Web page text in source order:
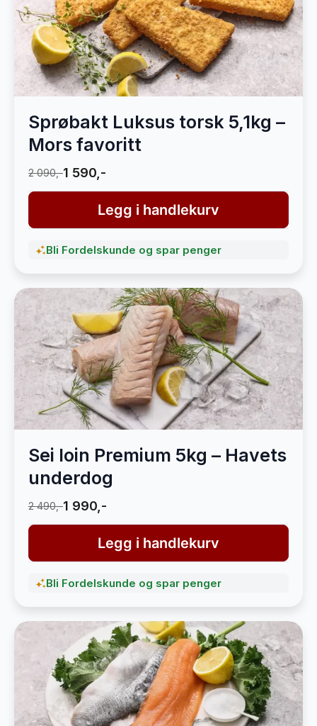
Sprøbakt Luksus torsk 5,1kg –
Mors favoritt
2 090,-1 590,-
Legg i handlekurv
Bli Fordelskunde og spar penger
Sei loin Premium 5kg – Havets
underdog
2 490,-1 990,-
Legg i handlekurv
Bli Fordelskunde og spar penger